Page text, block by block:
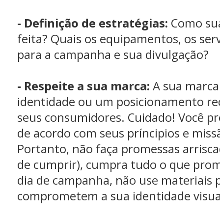
- Definição de estratégias: Como
feita? Quais os equipamentos, os
para a campanha e sua divulgação?
- Respeite a sua marca: A sua
identidade ou um posicionamento
seus consumidores. Cuidado! Você
de acordo com seus príncipios e
Portanto, não faça promessas
de cumprir), cumpra tudo o que
dia de campanha, não use materiais
comprometem a sua identidade